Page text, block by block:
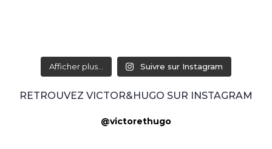
Afficher plus... Suivre sur Instagram
RETROUVEZ VICTOR&HUGO SUR INSTAGRAM
@victorethugo